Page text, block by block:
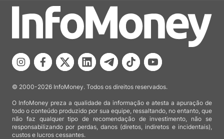
© 2000-2026 InfoMoney. Todos os direitos reservados.
O InfoMoney preza a qualidade da informação e atesta a apuração de
todo o conteúdo produzido por sua equipe, ressaltando, no entanto, que
não faz qualquer tipo de recomendação de investimento, não se
responsabilizando por perdas, danos (diretos, indiretos e incidentais),
custos e lucros cessantes.